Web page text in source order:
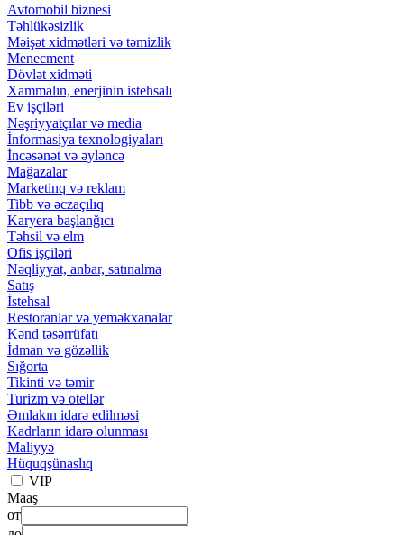
Avtomobil biznesi
Təhlükəsizlik
Məişət xidmətləri və təmizlik
Menecment
Dövlət xidməti
Xammalın, enerjinin istehsalı
Ev işçiləri
Nəşriyyatçılar və media
İnformasiya texnologiyaları
İncəsənət və əyləncə
Mağazalar
Marketinq və reklam
Tibb və əczaçılıq
Karyera başlanğıcı
Təhsil və elm
Ofis işçiləri
Nəqliyyat, anbar, satınalma
Satış
İstehsal
Restoranlar və yeməkxanalar
Kənd təsərrüfatı
İdman və gözəllik
Sığorta
Tikinti və təmir
Turizm və otellər
Əmlakın idarə edilməsi
Kadrların idarə olunması
Maliyyə
Hüquqşünaslıq
VIP
Maaş
от